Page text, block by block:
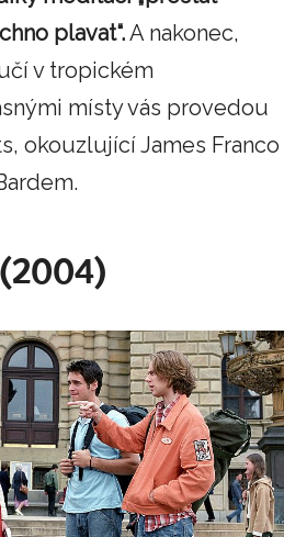
plavat“.A nakonec,
v tropickém
místy vás provedou
okouzlující James Franco